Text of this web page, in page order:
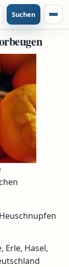
Suchen
Erle, Hasel,